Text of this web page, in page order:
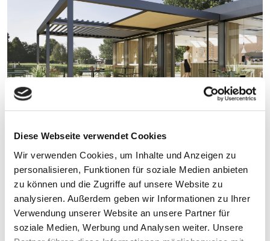
Diese Webseite verwendet Cookies
Wir verwenden Cookies, um Inhalte und Anzeigen zu
personalisieren, Funktionen für soziale Medien anbieten
zu können und die Zugriffe auf unsere Website zu
analysieren. Außerdem geben wir Informationen zu Ihrer
Verwendung unserer Website an unsere Partner für
soziale Medien, Werbung und Analysen weiter. Unsere
Stoffdächer spenden angenehmen
Schatten und schaffen eine
behagliche Atmosphäre im Freien.